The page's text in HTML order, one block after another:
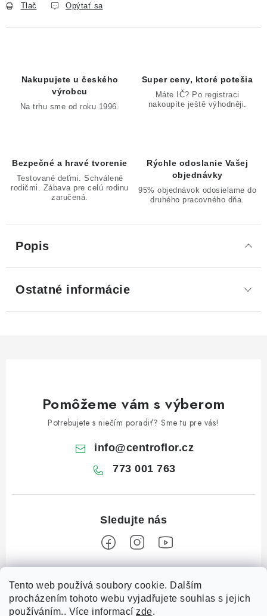
Tento web používá soubory cookie. Dalším
procházením tohoto webu vyjadřujete souhlas s jejich
používáním.. Více informací zde.
Tlač Opýtať sa
Nakupujete u českého
výrobcu
Na trhu sme od roku 1996.
Super ceny, ktoré potešia
Máte IČ? Po registraci
nakoupíte ještě výhodněji.
Bezpečné a hravé tvorenie
Testované deťmi. Schválené
rodičmi. Zábava pre celú rodinu
zaručená.
Rýchle odoslanie Vašej
objednávky
95% objednávok odosielame do
druhého pracovného dňa.
Popis
Ostatné informácie
Pomôžeme vám s výberom
Potrebujete s niečím poradiť? Sme tu pre vás!
info@centroflor.cz
773 001 763
Z
Informace pro vás